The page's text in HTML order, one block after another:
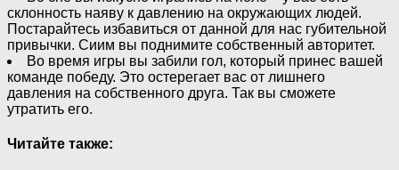
склонность наяву к давлению на окружающих людей.
Постарайтесь избавиться от данной для нас губительной
привычки. Сиим вы поднимите собственный авторитет.
Во время игры вы забили гол, который принес вашей
команде победу. Это остерегает вас от лишнего
давления на собственного друга. Так вы сможете
утратить его.
Читайте также: